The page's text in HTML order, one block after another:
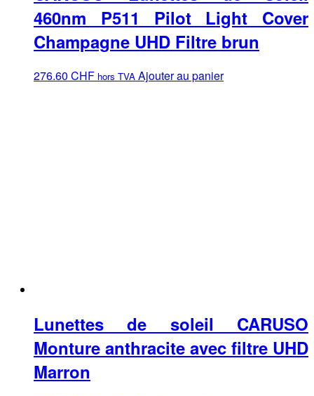
460nm P511 Pilot Light Cover
Champagne UHD Filtre brun
276.60 CHF hors TVA Ajouter au panier
Lunettes de soleil CARUSO
Monture anthracite avec filtre UHD
Marron